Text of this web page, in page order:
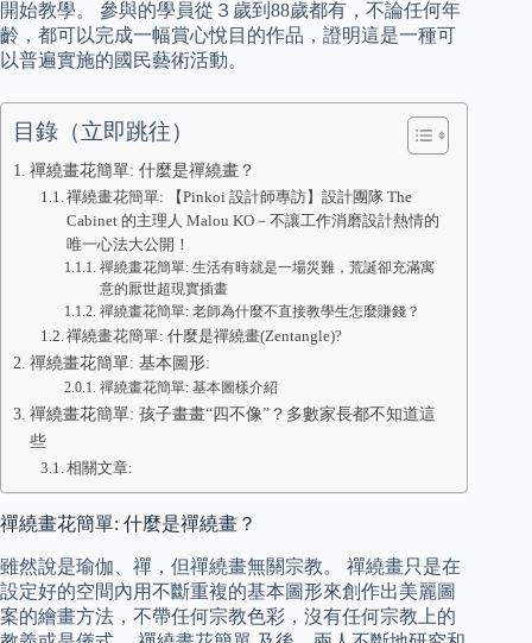
開始教學。 參與的學員從３歲到88歲都有，不論任何年
齡，都可以完成一幅賞心悅目的作品，證明這是一種可
以普遍實施的國民藝術活動。
目錄（立即跳往）
禪繞畫花簡單: 什麼是禪繞畫？
禪繞畫花簡單: 【Pinkoi 設計師專訪】設計團隊 The
Cabinet 的主理人 Malou KO－不讓工作消磨設計熱情的
唯一心法大公開！
禪繞畫花簡單: 生活有時就是一場災難，荒誕卻充滿寓
意的厭世超現實插畫
禪繞畫花簡單: 老師為什麼不直接教學生怎麼賺錢？
禪繞畫花簡單: 什麼是禪繞畫(Zentangle)?
禪繞畫花簡單: 基本圖形:
禪繞畫花簡單: 基本圖樣介紹
禪繞畫花簡單: 孩子畫畫“四不像”？多數家長都不知道這
些
相關文章:
禪繞畫花簡單: 什麼是禪繞畫？
雖然說是瑜伽、禪，但禪繞畫無關宗教。 禪繞畫只是在
設定好的空間內用不斷重複的基本圖形來創作出美麗圖
案的繪畫方法，不帶任何宗教色彩，沒有任何宗教上的